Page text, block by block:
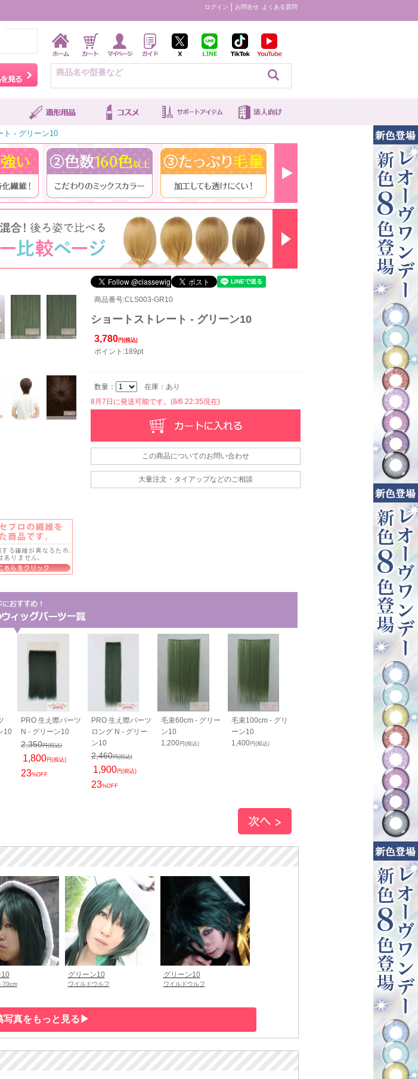
ログイン お問合せ よくある質問
ら探す キャラ別おすすめ商品を見る
ト - グリーン10
商品番号:CLS003-GR10
ショートストレート - グリーン10
3,780 円(税込)
ポイント:189pt
数量：
在庫：あり
8月7日に発送可能です。(8/6 22:35現在)
この商品についてのお問い合わせ
大量注文・タイアップなどのご相談
10
PRO 生え際パーツ
N - グリーン10
2,350円(税込)
1,800円(税込)
23%OFF
PRO 生え際パーツ
ロング N - グリー
ン10
2,460円(税込)
1,900円(税込)
23%OFF
毛束60cm - グリー
ン10
1,200円(税込)
毛束100cm - グリ
ーン10
1,400円(税込)
ボリュームア
毛束70cm -
ン10
1,900円(税込)
10
70cm
グリーン10
ワイルドウルフ
グリーン10
ワイルドウルフ